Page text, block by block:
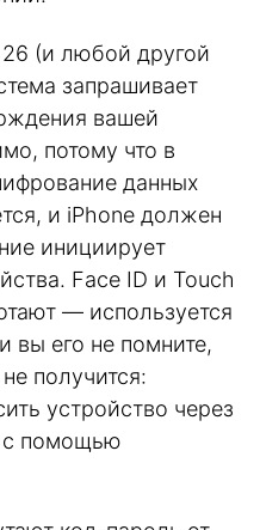
(и любой другой
запрашивает
вашей
потому что в
данных
и iPhone должен
инициирует
Face ID и Touch
— используется
вы его не помните,
получится:
устройство через
с помощью